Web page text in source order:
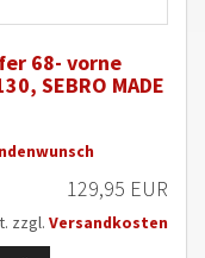
68- vorne
SEBRO MADE
129,95 EUR
zzgl. Versandkosten